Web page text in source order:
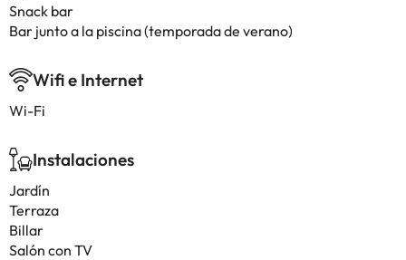
Snack bar
Bar junto a la piscina (temporada de verano)
Wifi e Internet
Wi-Fi
Instalaciones
Jardín
Terraza
Billar
Salón con TV